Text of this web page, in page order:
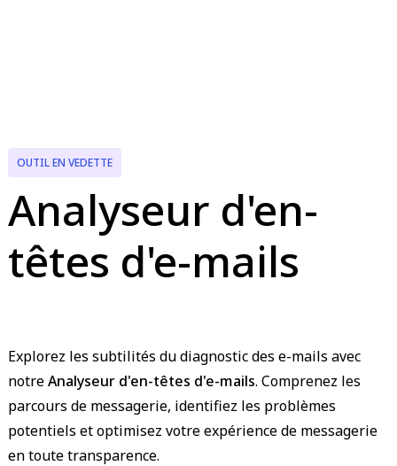
OUTIL EN VEDETTE
Analyseur d'en-
têtes d'e-mails
Explorez les subtilités du diagnostic des e-mails avec
notreAnalyseur d'en-têtes d'e-mails. Comprenez les
parcours de messagerie, identifiez les problèmes
potentiels et optimisez votre expérience de messagerie
en toute transparence.